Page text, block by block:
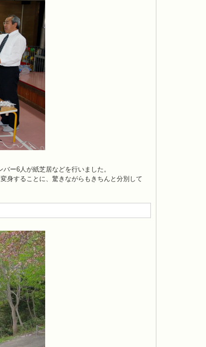
ー6人が紙芝居などを行いました。
身することに、驚きながらもきちんと分別して